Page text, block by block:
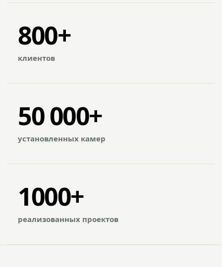
800+
клиентов
50 000+
установленных камер
1000+
реализованных проектов